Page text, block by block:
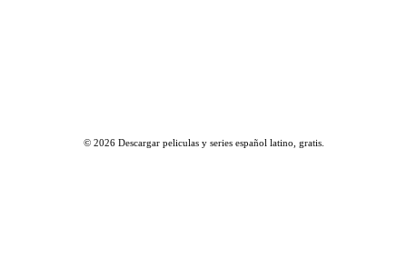
© 2026 Descargar peliculas y series español latino, gratis.